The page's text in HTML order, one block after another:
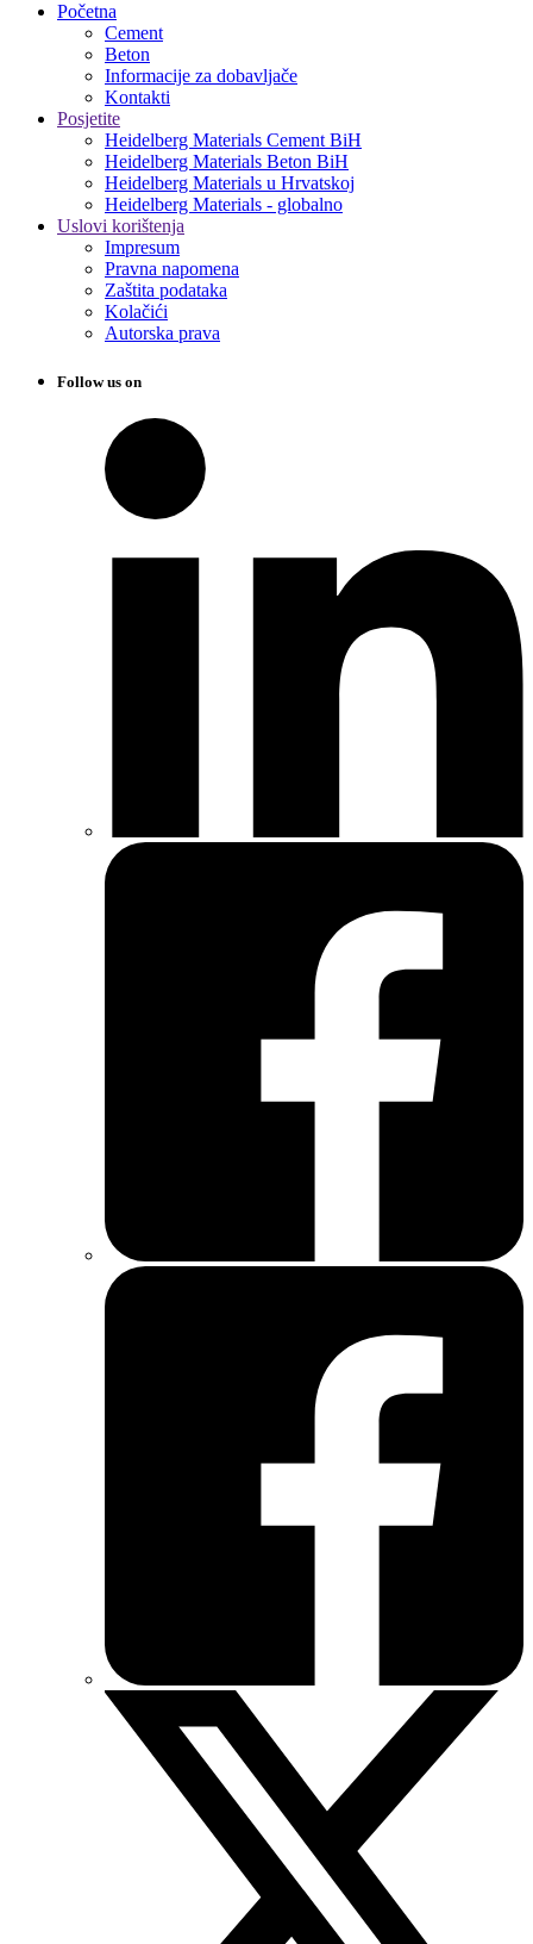
Početna
Cement
Beton
Informacije za dobavljače
Kontakti
Posjetite
Heidelberg Materials Cement BiH
Heidelberg Materials Beton BiH
Heidelberg Materials u Hrvatskoj
Heidelberg Materials - globalno
Uslovi korištenja
Impresum
Pravna napomena
Zaštita podataka
Kolačići
Autorska prava
Follow us on